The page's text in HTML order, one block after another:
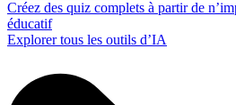
Créez des quiz complets à partir de
éducatif
Explorer tous les outils d’IA